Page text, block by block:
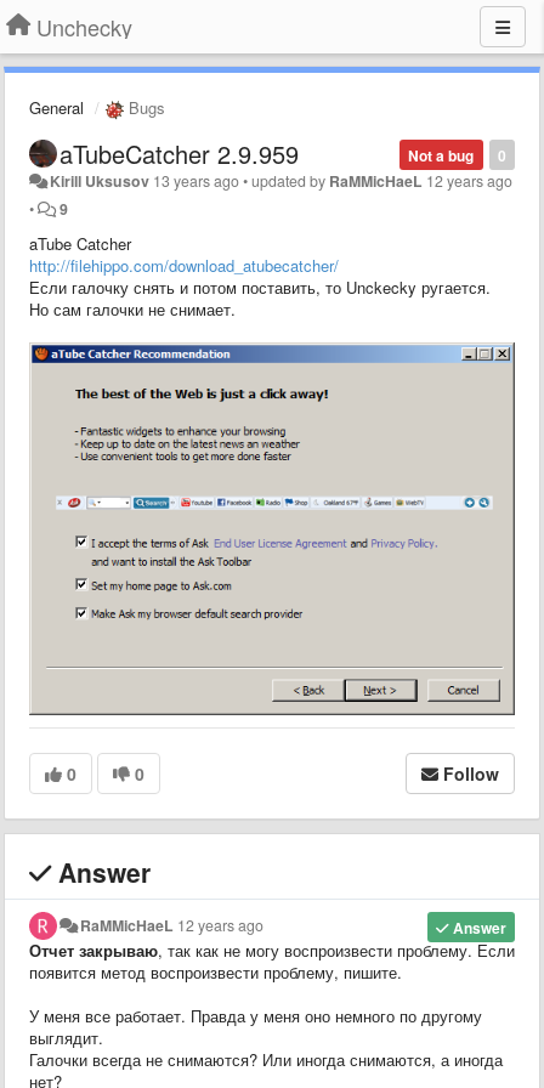
Unchecky
General Bugs
0
Not a bug
aTubeCatcher 2.9.959
Kirill Uksusov 13 years ago•updated by RaMMicHaeL 12 years ago
•
9
aTube Catcher
http://filehippo.com/download_atubecatcher/
Если галочку снять и потом поставить, то Unckecky ругается.
Но сам галочки не снимает.
0 0 Follow
Answer
Answer
RaMMicHaeL 12 years ago
Отчет закрываю, так как не могу воспроизвести проблему. Если
появится метод воспроизвести проблему, пишите.
У меня все работает. Правда у меня оно немного по другому
выглядит.
Галочки всегда не снимаются? Или иногда снимаются, а иногда
нет?